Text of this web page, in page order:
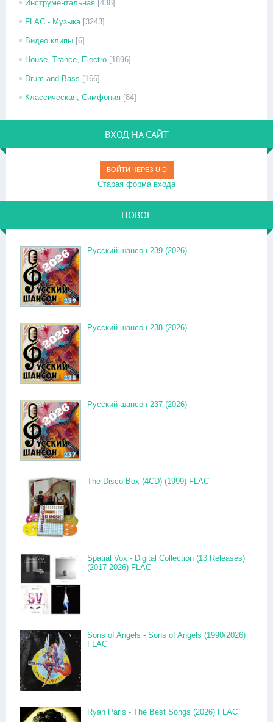
Инструментальная [438]
FLAC - Музыка [3243]
Видео клипы [6]
House, Trance, Electro [1896]
Drum and Bass [166]
Классическая, Симфония [84]
ВХОД НА САЙТ
ВОЙТИ ЧЕРЕЗ UID
Старая форма входа
НОВОЕ
Русский шансон 239 (2026)
Русский шансон 238 (2026)
Русский шансон 237 (2026)
The Disco Box (4CD) (1999) FLAC
Spatial Vox - Digital Collection (13 Releases)
(2017-2026) FLAC
Sons of Angels - Sons of Angels (1990/2026)
FLAC
Ryan Paris - The Best Songs (2026) FLAC